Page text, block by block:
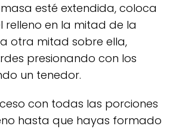
esté extendida, coloca
relleno en la mitad de la
otra mitad sobre ella,
presionando con los
un tenedor.
con todas las porciones
hasta que hayas formado